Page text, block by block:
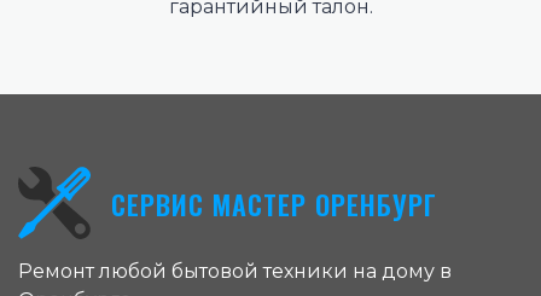
гарантийный талон.
СЕРВИС МАСТЕР ОРЕНБУРГ
Ремонт любой бытовой техники на дому в